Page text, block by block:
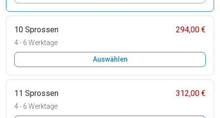
10 Sprossen 294,00 €
4 - 6 Werktage
Auswählen
11 Sprossen 312,00 €
4 - 6 Werktage